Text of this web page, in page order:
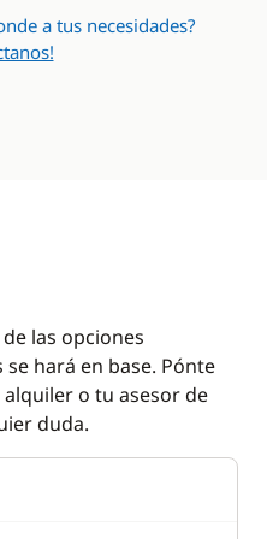
Winch eléctrico
Máquina de hielo
Microondas
a tus necesidades?
las opciones
hará en base. Pónte
o tu asesor de
duda.